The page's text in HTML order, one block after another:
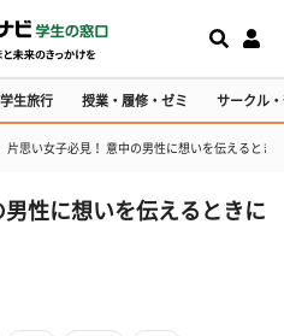
学生旅行 授業・履修・ゼミ サークル
片思い女子必見！ 意中の男性に想いを伝えるとき
性に想いを伝えるときに